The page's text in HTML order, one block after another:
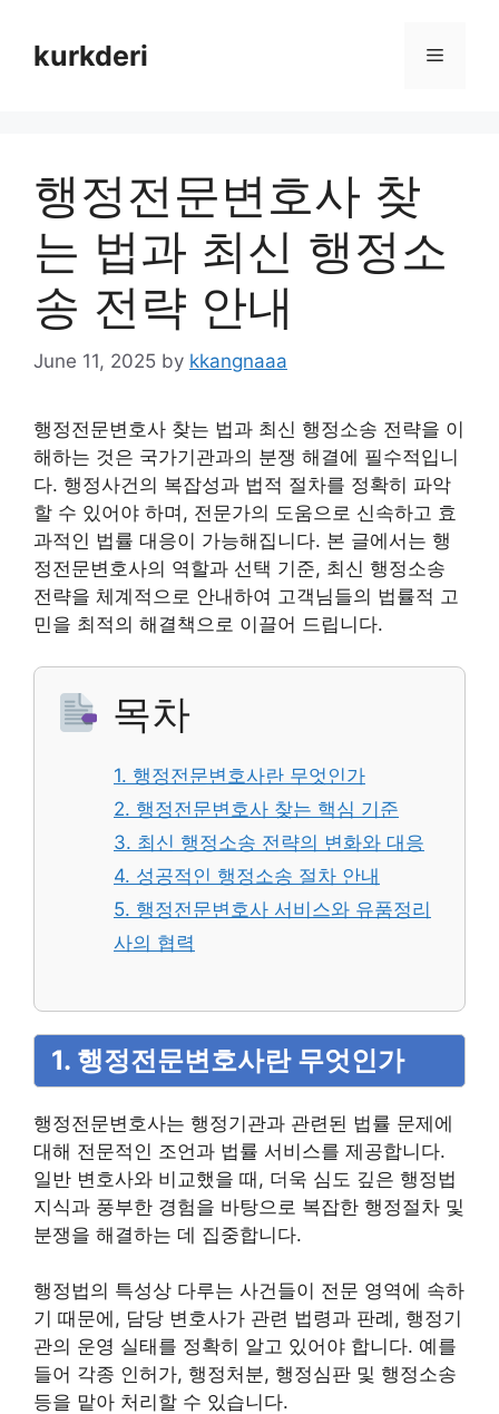
contentkurkderi Menu
행정전문변호사 찾
는 법과 최신 행정소
송 전략 안내
June 11, 2025 by kkangnaaa
행정전문변호사 찾는 법과 최신 행정소송 전략을 이
해하는 것은 국가기관과의 분쟁 해결에 필수적입니
다. 행정사건의 복잡성과 법적 절차를 정확히 파악
할 수 있어야 하며, 전문가의 도움으로 신속하고 효
과적인 법률 대응이 가능해집니다. 본 글에서는 행
정전문변호사의 역할과 선택 기준, 최신 행정소송
전략을 체계적으로 안내하여 고객님들의 법률적 고
민을 최적의 해결책으로 이끌어 드립니다.
목차
1. 행정전문변호사란 무엇인가
2. 행정전문변호사 찾는 핵심 기준
3. 최신 행정소송 전략의 변화와 대응
4. 성공적인 행정소송 절차 안내
5. 행정전문변호사 서비스와 유품정리
사의 협력
1. 행정전문변호사란 무엇인가
행정전문변호사는 행정기관과 관련된 법률 문제에
대해 전문적인 조언과 법률 서비스를 제공합니다.
일반 변호사와 비교했을 때, 더욱 심도 깊은 행정법
지식과 풍부한 경험을 바탕으로 복잡한 행정절차 및
분쟁을 해결하는 데 집중합니다.
행정법의 특성상 다루는 사건들이 전문 영역에 속하
기 때문에, 담당 변호사가 관련 법령과 판례, 행정기
관의 운영 실태를 정확히 알고 있어야 합니다. 예를
들어 각종 인허가, 행정처분, 행정심판 및 행정소송
등을 맡아 처리할 수 있습니다.